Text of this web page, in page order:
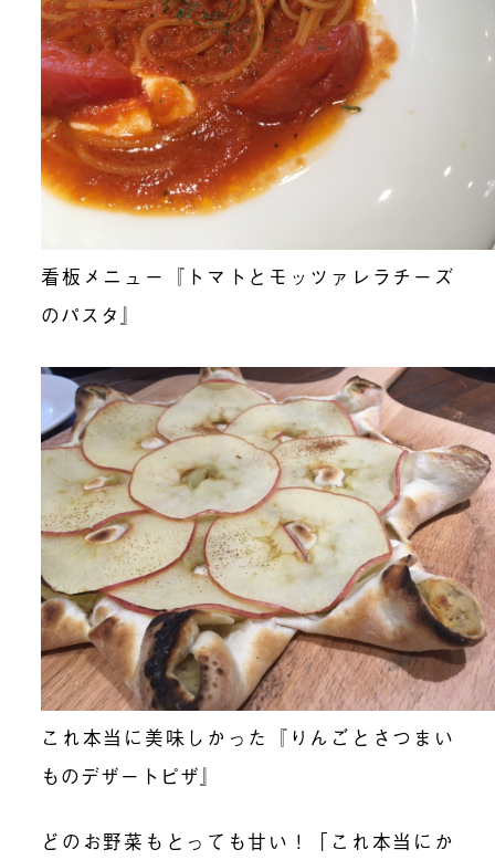
看板メニュー『トマトとモッツァレラチーズ
のパスタ』
これ本当に美味しかった『りんごとさつまい
ものデザートピザ』
どのお野菜もとっても甘い！「これ本当にか